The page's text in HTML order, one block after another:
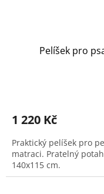
Pelíšek pro
1 220 Kč
Praktický pelíšek pro
matraci. Pratelný
140x115 cm.